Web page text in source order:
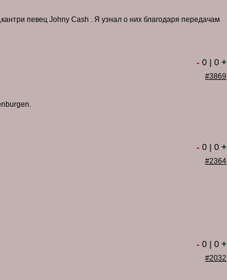
певец Johny Cash . Я узнал о них благодаря передачам
- 0 | 0 +
#3869
- 0 | 0 +
#2364
- 0 | 0 +
#2032